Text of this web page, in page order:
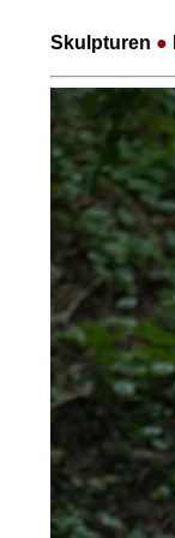
Skulpturen ●